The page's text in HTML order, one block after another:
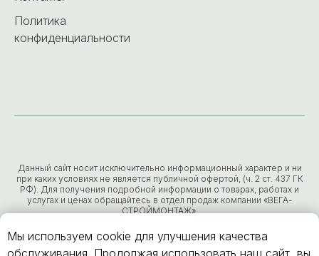
Мы используем cookie для улучшения качества
обслуживания. Продолжая использовать наш сайт, вы
Политика
конфиденциальности
Данный сайт носит исключительно информационный характер и ни
при каких условиях не является публичной офертой, (ч. 2 ст. 437 ГК
РФ). Для получения подробной информации о товарах, работах и
услугах и ценах обращайтесь в отдел продаж компании «ВЕГА-
СТРОЙМОНТАЖ».
ИНН 7203298233ОГРН 1137232047655